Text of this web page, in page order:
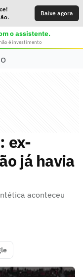
Baixe agora
o assistente.
é investimento
ex-
já havia
aconteceu